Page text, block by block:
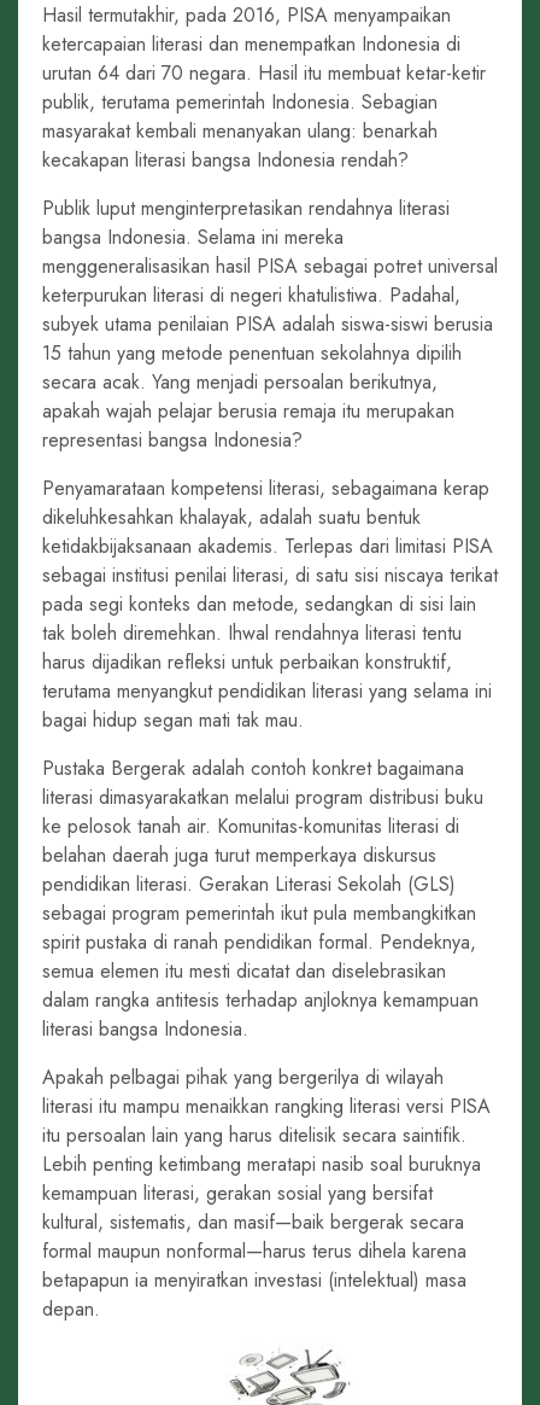
Hasil termutakhir, pada 2016, PISA menyampaikan
ketercapaian literasi dan menempatkan Indonesia di
urutan 64 dari 70 negara. Hasil itu membuat ketar-ketir
publik, terutama pemerintah Indonesia. Sebagian
masyarakat kembali menanyakan ulang: benarkah
kecakapan literasi bangsa Indonesia rendah?
Publik luput menginterpretasikan rendahnya literasi
bangsa Indonesia. Selama ini mereka
menggeneralisasikan hasil PISA sebagai potret universal
keterpurukan literasi di negeri khatulistiwa. Padahal,
subyek utama penilaian PISA adalah siswa-siswi berusia
15 tahun yang metode penentuan sekolahnya dipilih
secara acak. Yang menjadi persoalan berikutnya,
apakah wajah pelajar berusia remaja itu merupakan
representasi bangsa Indonesia?
Penyamarataan kompetensi literasi, sebagaimana kerap
dikeluhkesahkan khalayak, adalah suatu bentuk
ketidakbijaksanaan akademis. Terlepas dari limitasi PISA
sebagai institusi penilai literasi, di satu sisi niscaya terikat
pada segi konteks dan metode, sedangkan di sisi lain
tak boleh diremehkan. Ihwal rendahnya literasi tentu
harus dijadikan refleksi untuk perbaikan konstruktif,
terutama menyangkut pendidikan literasi yang selama ini
bagai hidup segan mati tak mau.
Pustaka Bergerak adalah contoh konkret bagaimana
literasi dimasyarakatkan melalui program distribusi buku
ke pelosok tanah air. Komunitas-komunitas literasi di
belahan daerah juga turut memperkaya diskursus
pendidikan literasi. Gerakan Literasi Sekolah (GLS)
sebagai program pemerintah ikut pula membangkitkan
spirit pustaka di ranah pendidikan formal. Pendeknya,
semua elemen itu mesti dicatat dan diselebrasikan
dalam rangka antitesis terhadap anjloknya kemampuan
literasi bangsa Indonesia.
Apakah pelbagai pihak yang bergerilya di wilayah
literasi itu mampu menaikkan rangking literasi versi PISA
itu persoalan lain yang harus ditelisik secara saintifik.
Lebih penting ketimbang meratapi nasib soal buruknya
kemampuan literasi, gerakan sosial yang bersifat
kultural, sistematis, dan masif—baik bergerak secara
formal maupun nonformal—harus terus dihela karena
betapapun ia menyiratkan investasi (intelektual) masa
depan.